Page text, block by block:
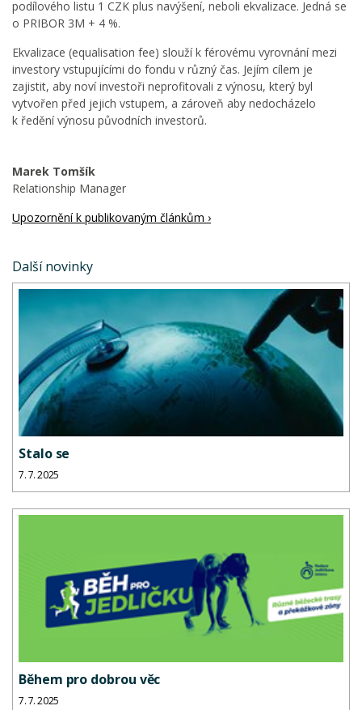
podílového listu 1 CZK plus navýšení, neboli ekvalizace. Jedná se
o PRIBOR 3M + 4 %.
Ekvalizace (equalisation fee) slouží k férovému vyrovnání mezi
investory vstupujícími do fondu v různý čas. Jejím cílem je
zajistit, aby noví investoři neprofitovali z výnosu, který byl
vytvořen před jejich vstupem, a zároveň aby nedocházelo
k ředění výnosu původních investorů.
Marek Tomšík
Relationship Manager
Upozornění k publikovaným článkům ›
Další novinky
Stalo se
7. 7. 2025
Během pro dobrou věc
7. 7. 2025